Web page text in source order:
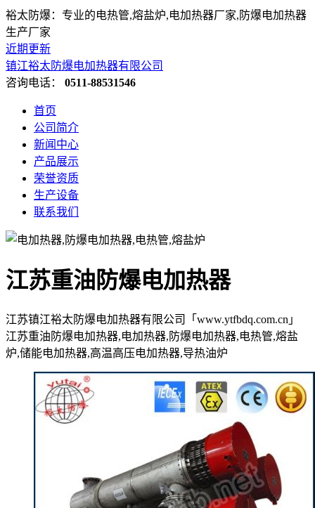
裕太防爆：专业的电热管,熔盐炉,电加热器厂家,防爆电加热器
生产厂家
近期更新
镇江裕太防爆电加热器有限公司
咨询电话： 0511-88531546
首页
公司简介
新闻中心
产品展示
荣誉资质
生产设备
联系我们
江苏重油防爆电加热器
江苏镇江裕太防爆电加热器有限公司「www.ytfbdq.com.cn」
江苏重油防爆电加热器,电加热器,防爆电加热器,电热管,熔盐
炉,储能电加热器,高温高压电加热器,导热油炉